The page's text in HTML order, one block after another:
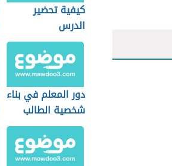
كيفية تحضير
الدرس
دور المعلم في بناء
شخصية الطالب